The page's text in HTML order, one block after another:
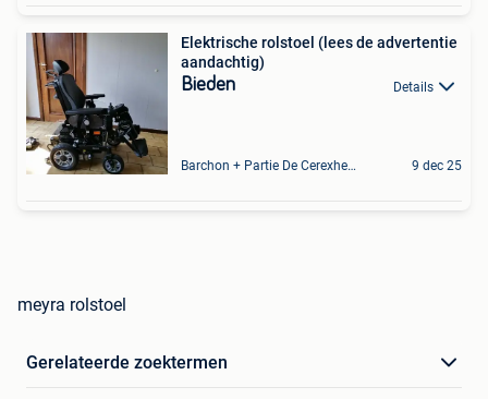
Elektrische rolstoel (lees de advertentie
aandachtig)
Bieden Details
Barchon + Partie De Cerexhe - Heuseux, De Evegnee - Tignee 9 dec 25
meyra rolstoel
Gerelateerde zoektermen